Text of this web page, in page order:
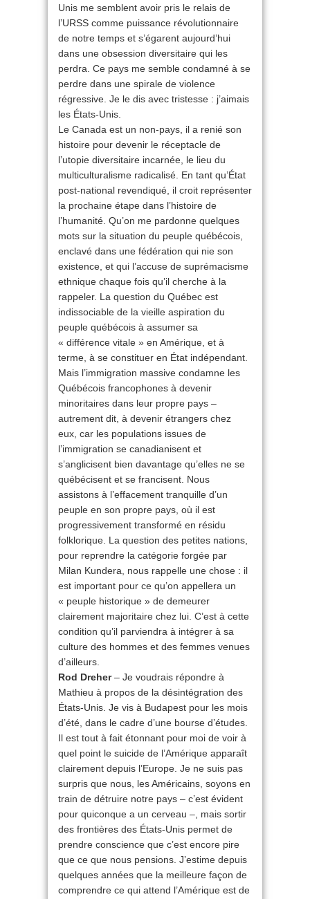
Unis me semblent avoir pris le relais de
l’URSS comme puissance révolutionnaire
de notre temps et s’égarent aujourd’hui
dans une obsession diversitaire qui les
perdra. Ce pays me semble condamné à se
perdre dans une spirale de violence
régressive. Je le dis avec tristesse : j’aimais
les États-Unis.
Le Canada est un non-pays, il a renié son
histoire pour devenir le réceptacle de
l’utopie diversitaire incarnée, le lieu du
multiculturalisme radicalisé. En tant qu’État
post-national revendiqué, il croit représenter
la prochaine étape dans l’histoire de
l’humanité. Qu’on me pardonne quelques
mots sur la situation du peuple québécois,
enclavé dans une fédération qui nie son
existence, et qui l’accuse de suprémacisme
ethnique chaque fois qu’il cherche à la
rappeler. La question du Québec est
indissociable de la vieille aspiration du
peuple québécois à assumer sa
« différence vitale » en Amérique, et à
terme, à se constituer en État indépendant.
Mais l’immigration massive condamne les
Québécois francophones à devenir
minoritaires dans leur propre pays –
autrement dit, à devenir étrangers chez
eux, car les populations issues de
l’immigration se canadianisent et
s’anglicisent bien davantage qu’elles ne se
québécisent et se francisent. Nous
assistons à l’effacement tranquille d’un
peuple en son propre pays, où il est
progressivement transformé en résidu
folklorique. La question des petites nations,
pour reprendre la catégorie forgée par
Milan Kundera, nous rappelle une chose : il
est important pour ce qu’on appellera un
« peuple historique » de demeurer
clairement majoritaire chez lui. C’est à cette
condition qu’il parviendra à intégrer à sa
culture des hommes et des femmes venues
d’ailleurs.
Rod Dreher– Je voudrais répondre à
Mathieu à propos de la désintégration des
États-Unis. Je vis à Budapest pour les mois
d’été, dans le cadre d’une bourse d’études.
Il est tout à fait étonnant pour moi de voir à
quel point le suicide de l’Amérique apparaît
clairement depuis l’Europe. Je ne suis pas
surpris que nous, les Américains, soyons en
train de détruire notre pays – c’est évident
pour quiconque a un cerveau –, mais sortir
des frontières des États-Unis permet de
prendre conscience que c’est encore pire
que ce que nous pensions. J’estime depuis
quelques années que la meilleure façon de
comprendre ce qui attend l’Amérique est de